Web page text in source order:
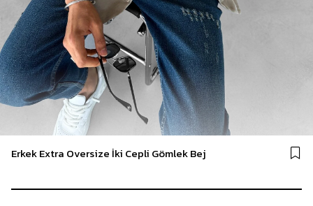
Erkek Extra Oversize İki Cepli Gömlek Bej